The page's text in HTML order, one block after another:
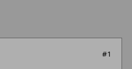
#1